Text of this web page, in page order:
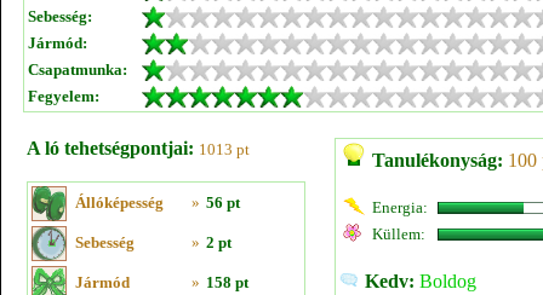
Sebesség:
Jármód:
Csapatmunka:
Fegyelem:
A ló tehetségpontjai: 1013 pt
Állóképesség » 56 pt
Sebesség » 2 pt
Jármód » 158 pt
Tanulékonyság: 100
Energia:
Küllem:
Kedv: Boldog